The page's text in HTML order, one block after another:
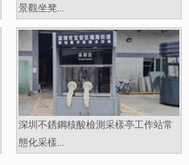
景觀坐凳...
深圳不銹鋼核酸檢測采樣亭工作站常
態化采樣...